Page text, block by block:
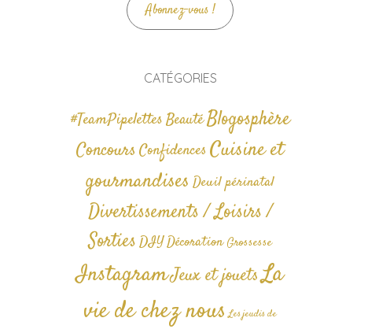
Abonnez-vous !
CATÉGORIES
#TeamPipelettesBeautéBlogosphère
ConcoursConfidences Cuisine et
gourmandises Deuil périnatal
Divertissements / Loisirs /
SortiesDIYDécoration Grossesse
InstagramJeux et jouetsLa
vie de chez nous Les jeudis de